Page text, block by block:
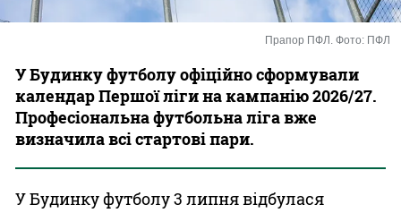
Прапор ПФЛ. Фото: ПФЛ
У Будинку футболу офіційно сформували
календар Першої ліги на кампанію 2026/27.
Професіональна футбольна ліга вже
визначила всі стартові пари.
У Будинку футболу 3 липня відбулася